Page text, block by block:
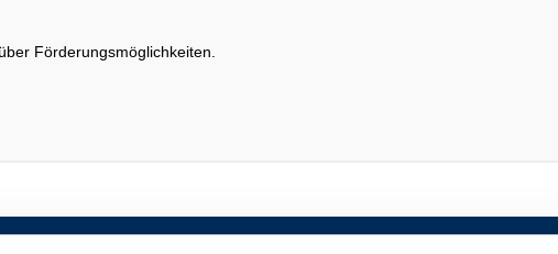
Förderungsmöglichkeiten